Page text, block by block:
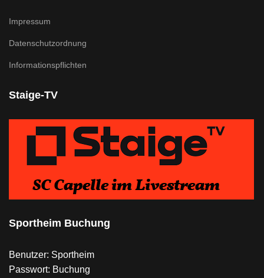
Impressum
Datenschutzordnung
Informationspflichten
Staige-TV
Sportheim Buchung
Benutzer: Sportheim
Passwort: Buchung